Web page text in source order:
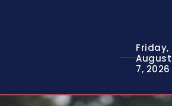
Friday,
August
7, 2026